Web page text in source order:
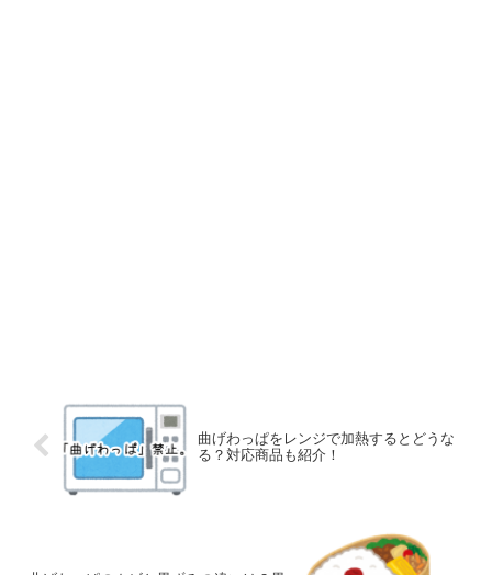
曲げわっぱをレンジで加熱するとどうな
る？対応商品も紹介！